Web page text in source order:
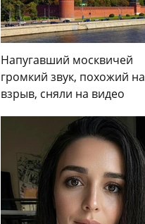
Напугавший москвичей
громкий звук, похожий на
взрыв, сняли на видео